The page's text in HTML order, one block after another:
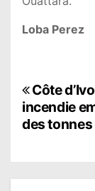
Loba Perez
N
a
i
Côte
incendie
des tonnes